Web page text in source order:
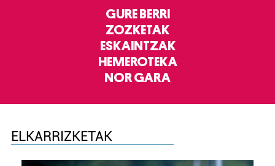
GURE BERRI
ZOZKETAK
ESKAINTZAK
HEMEROTEKA
NOR GARA
ELKARRIZKETAK